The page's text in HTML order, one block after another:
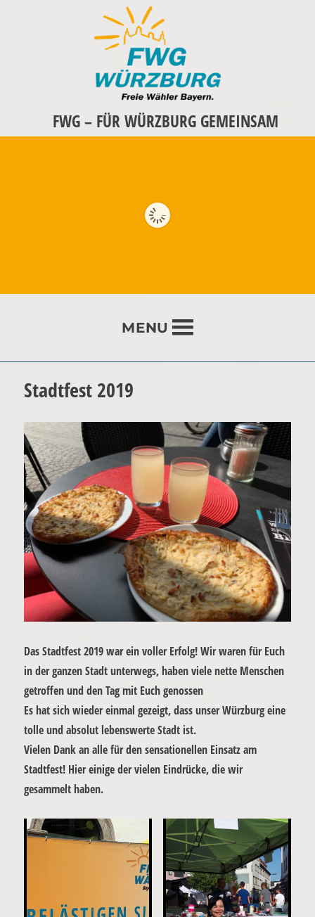
FWG – FÜR WÜRZBURG GEMEINSAM
MENU
Stadtfest 2019
Das Stadtfest 2019 war ein voller Erfolg! Wir waren für Euch
in der ganzen Stadt unterwegs, haben viele nette Menschen
getroffen und den Tag mit Euch genossen
Es hat sich wieder einmal gezeigt, dass unser Würzburg eine
tolle und absolut lebenswerte Stadt ist.
Vielen Dank an alle für den sensationellen Einsatz am
Stadtfest! Hier einige der vielen Eindrücke, die wir
gesammelt haben.